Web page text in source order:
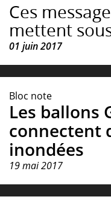
Ces
mettent
01 juin 2017
Bloc note
Les ballons
connectent
inondées
19 mai 2017